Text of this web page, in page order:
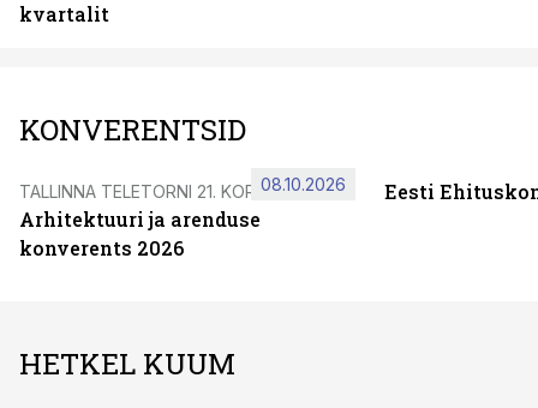
kvartalit
KONVERENTSID
TALLINNA TELETORNI 21. KORRUSEL
Arhitektuuri ja arenduse
konverents 2026
08.10.2026 Eesti
HETKEL KUUM